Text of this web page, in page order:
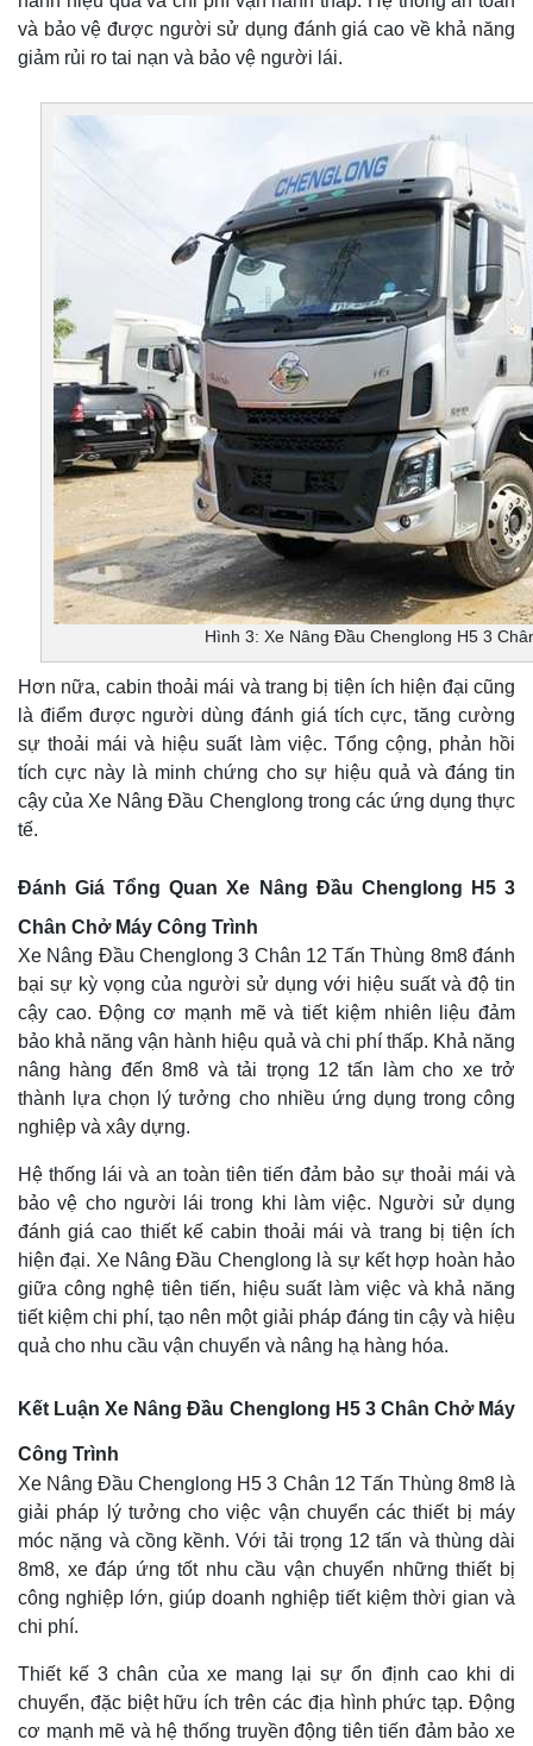
và bảo vệ được người sử dụng đánh giá cao về khả năng
giảm rủi ro tai nạn và bảo vệ người lái.
Hình 3: Xe Nâng Đầu Chenglong H5 3
Hơn nữa, cabin thoải mái và trang bị tiện ích hiện đại cũng
là điểm được người dùng đánh giá tích cực, tăng cường
sự thoải mái và hiệu suất làm việc. Tổng cộng, phản hồi
tích cực này là minh chứng cho sự hiệu quả và đáng tin
cậy của Xe Nâng Đầu Chenglong trong các ứng dụng thực
tế.
Đánh Giá Tổng Quan Xe Nâng Đầu Chenglong H5 3
Chân Chở Máy Công Trình
Xe Nâng Đầu Chenglong 3 Chân 12 Tấn Thùng 8m8 đánh
bại sự kỳ vọng của người sử dụng với hiệu suất và độ tin
cậy cao. Động cơ mạnh mẽ và tiết kiệm nhiên liệu đảm
bảo khả năng vận hành hiệu quả và chi phí thấp. Khả năng
nâng hàng đến 8m8 và tải trọng 12 tấn làm cho xe trở
thành lựa chọn lý tưởng cho nhiều ứng dụng trong công
nghiệp và xây dựng.
Hệ thống lái và an toàn tiên tiến đảm bảo sự thoải mái và
bảo vệ cho người lái trong khi làm việc. Người sử dụng
đánh giá cao thiết kế cabin thoải mái và trang bị tiện ích
hiện đại. Xe Nâng Đầu Chenglong là sự kết hợp hoàn hảo
giữa công nghệ tiên tiến, hiệu suất làm việc và khả năng
tiết kiệm chi phí, tạo nên một giải pháp đáng tin cậy và hiệu
quả cho nhu cầu vận chuyển và nâng hạ hàng hóa.
Kết Luận Xe Nâng Đầu Chenglong H5 3 Chân Chở Máy
Công Trình
Xe Nâng Đầu Chenglong H5 3 Chân 12 Tấn Thùng 8m8 là
giải pháp lý tưởng cho việc vận chuyển các thiết bị máy
móc nặng và cồng kềnh. Với tải trọng 12 tấn và thùng dài
8m8, xe đáp ứng tốt nhu cầu vận chuyển những thiết bị
công nghiệp lớn, giúp doanh nghiệp tiết kiệm thời gian và
chi phí.
Thiết kế 3 chân của xe mang lại sự ổn định cao khi di
chuyển, đặc biệt hữu ích trên các địa hình phức tạp. Động
cơ mạnh mẽ và hệ thống truyền động tiên tiến đảm bảo xe